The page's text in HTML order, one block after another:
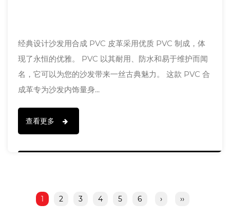
经典设计沙发用合成 PVC 皮革采用优质 PVC 制成，体
现了永恒的优雅。 PVC 以其耐用、防水和易于维护而闻
名，它可以为您的沙发带来一丝古典魅力。 这款 PVC 合
成革专为沙发内饰量身...
查看更多
1 2 3 4 5 6 › ››